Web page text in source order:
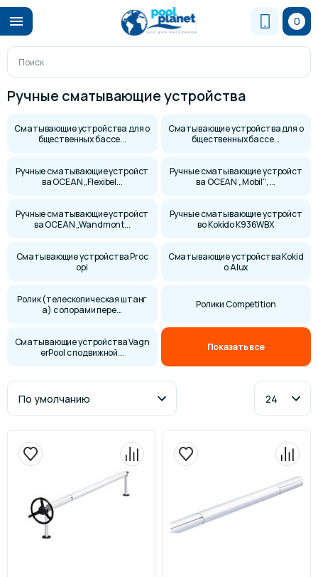
0
Ручные сматывающие устройства
Cматывающие устройства для о
бщественных бассе...
Cматывающие устройства для о
бщественных бассе...
Ручные сматывающие устройст
ва OCEAN „Flexibel...
Ручные сматывающие устройст
ва OCEAN „Mobil“, ...
Ручные сматывающие устройст
ва OCEAN „Wandmont...
Ручные сматывающие устройст
во Kokido K936WBX
Сматывающие устройства Proc
opi
Сматывающие устройства Kokid
o Alux
Ролик (телескопическая штанг
а) с опорами пере...
Ролики Competition
Сматывающие устройства Vagn
erPool с подвижной...
Показать все